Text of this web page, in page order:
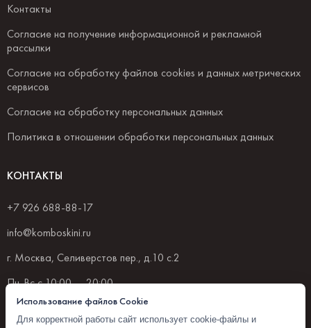
Контакты
Согласие на получение информационной и рекламной
рассылки
Согласие на обработку файлов cookies и данных метрических
сервисов
Согласие на обработку персональных данных
Политика в отношении обработки персональных данных
КОНТАКТЫ
+7 926 688-88-17
info@komboskini.ru
г. Москва, Селиверстов пер., д.10 с.2
Пн-Вс с 10:00 — 20:00
Использование файлов Cookie
Для корректной работы сайт использует cookie-файлы и